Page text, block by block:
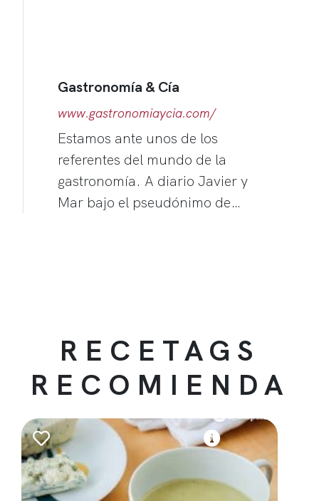
Gastronomía & Cía
www.gastronomiaycia.com/
Estamos ante unos de los
referentes del mundo de la
gastronomía. A diario Javier y
Mar bajo el pseudónimo de…
RECETAGS
RECOMIENDA